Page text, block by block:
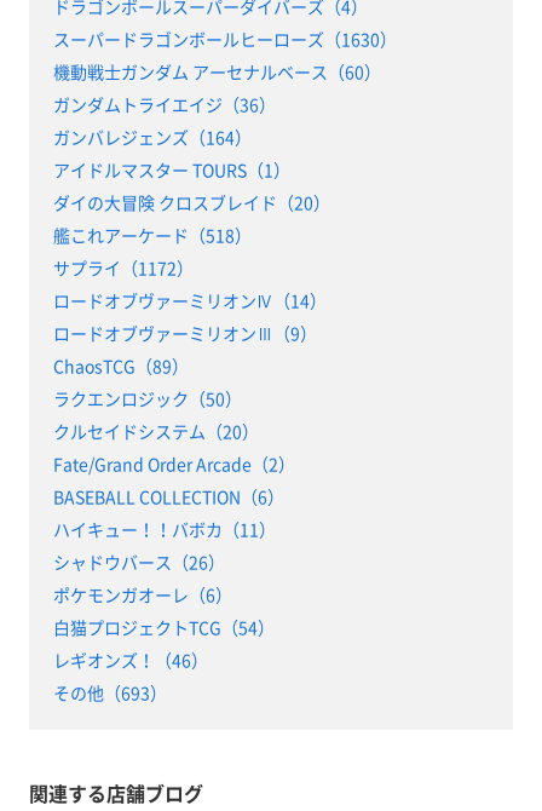
ドラゴンボールスーパーダイバーズ（4）
スーパードラゴンボールヒーローズ（1630）
機動戦士ガンダム アーセナルベース（60）
ガンダムトライエイジ（36）
ガンバレジェンズ（164）
アイドルマスター TOURS（1）
ダイの大冒険 クロスブレイド（20）
艦これアーケード（518）
サプライ（1172）
ロードオブヴァーミリオンⅣ（14）
ロードオブヴァーミリオンⅢ（9）
ChaosTCG（89）
ラクエンロジック（50）
クルセイドシステム（20）
Fate/Grand Order Arcade（2）
BASEBALL COLLECTION（6）
ハイキュー！！バボカ（11）
シャドウバース（26）
ポケモンガオーレ（6）
白猫プロジェクトTCG（54）
レギオンズ！（46）
その他（693）
関連する店舗ブログ